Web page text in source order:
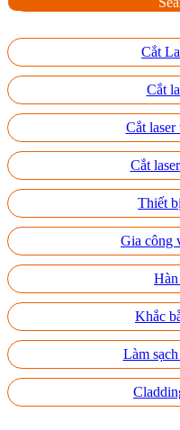
Cắt
Cắt
Cắt laser
Cắt
Thiết
Gia công
Khắc
Làm